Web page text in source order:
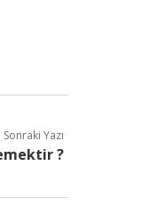
Sonraki Yazı
?